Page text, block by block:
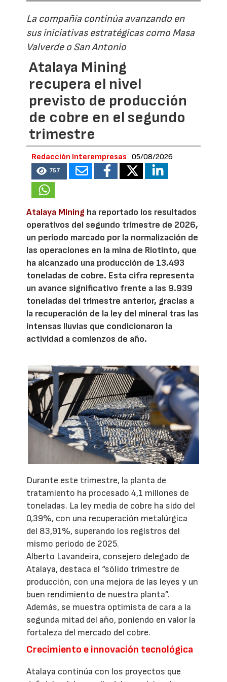
La compañía continúa avanzando en
sus iniciativas estratégicas como Masa
Valverde o San Antonio
Atalaya Mining
recupera el nivel
previsto de producción
de cobre en el segundo
trimestre
Redacción Interempresas 05/08/2026
757
Atalaya Mining ha reportado los resultados
operativos del segundo trimestre de 2026,
un periodo marcado por la normalización de
las operaciones en la mina de Riotinto, que
ha alcanzado una producción de 13.493
toneladas de cobre. Esta cifra representa
un avance significativo frente a las 9.939
toneladas del trimestre anterior, gracias a
la recuperación de la ley del mineral tras las
intensas lluvias que condicionaron la
actividad a comienzos de año.
Durante este trimestre, la planta de
tratamiento ha procesado 4,1 millones de
toneladas. La ley media de cobre ha sido del
0,39%, con una recuperación metalúrgica
del 83,91%, superando los registros del
mismo periodo de 2025.
Alberto Lavandeira, consejero delegado de
Atalaya, destaca el “sólido trimestre de
producción, con una mejora de las leyes y un
buen rendimiento de nuestra planta”.
Además, se muestra optimista de cara a la
segunda mitad del año, poniendo en valor la
fortaleza del mercado del cobre.
Crecimiento e innovación tecnológica
Atalaya continúa con los proyectos que